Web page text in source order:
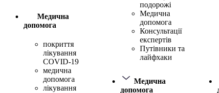
Медична
допомога
покриття
лікування
COVID-19
медична
допомога
лікування
подорожі
Медична
допомога
Консультації
експертів
Путівники та
лайфхаки
Медична
допомога